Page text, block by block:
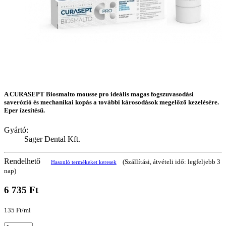
A CURASEPT Biosmalto mousse pro ideális magas fogszuvasodási
saverózió és mechanikai kopás a további károsodások megelőző kezelésére.
Eper ízesítésű.
Gyártó:
Sager Dental Kft.
Rendelhető Hasonló termékeket keresek
(Szállítási, átvételi idő: legfeljebb 3
nap)
6 735 Ft
135 Ft/ml